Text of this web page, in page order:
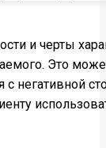
и черты
Это
с негативной